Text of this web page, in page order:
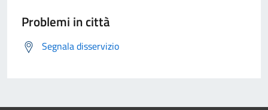
Problemi in città
Segnala disservizio